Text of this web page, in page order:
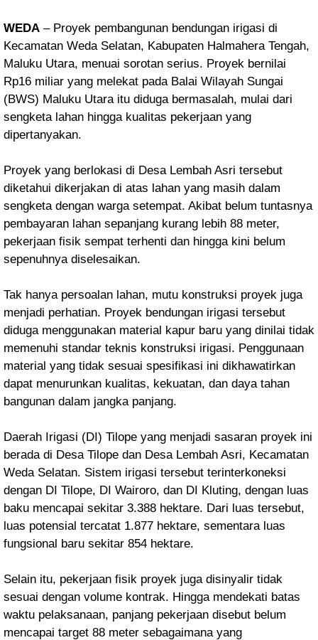
WEDA – Proyek pembangunan bendungan irigasi di
Kecamatan Weda Selatan, Kabupaten Halmahera Tengah,
Maluku Utara, menuai sorotan serius. Proyek bernilai
Rp16 miliar yang melekat pada Balai Wilayah Sungai
(BWS) Maluku Utara itu diduga bermasalah, mulai dari
sengketa lahan hingga kualitas pekerjaan yang
dipertanyakan.
Proyek yang berlokasi di Desa Lembah Asri tersebut
diketahui dikerjakan di atas lahan yang masih dalam
sengketa dengan warga setempat. Akibat belum tuntasnya
pembayaran lahan sepanjang kurang lebih 88 meter,
pekerjaan fisik sempat terhenti dan hingga kini belum
sepenuhnya diselesaikan.
Tak hanya persoalan lahan, mutu konstruksi proyek juga
menjadi perhatian. Proyek bendungan irigasi tersebut
diduga menggunakan material kapur baru yang dinilai tidak
memenuhi standar teknis konstruksi irigasi. Penggunaan
material yang tidak sesuai spesifikasi ini dikhawatirkan
dapat menurunkan kualitas, kekuatan, dan daya tahan
bangunan dalam jangka panjang.
Daerah Irigasi (DI) Tilope yang menjadi sasaran proyek ini
berada di Desa Tilope dan Desa Lembah Asri, Kecamatan
Weda Selatan. Sistem irigasi tersebut terinterkoneksi
dengan DI Tilope, DI Wairoro, dan DI Kluting, dengan luas
baku mencapai sekitar 3.388 hektare. Dari luas tersebut,
luas potensial tercatat 1.877 hektare, sementara luas
fungsional baru sekitar 854 hektare.
Selain itu, pekerjaan fisik proyek juga disinyalir tidak
sesuai dengan volume kontrak. Hingga mendekati batas
waktu pelaksanaan, panjang pekerjaan disebut belum
mencapai target 88 meter sebagaimana yang